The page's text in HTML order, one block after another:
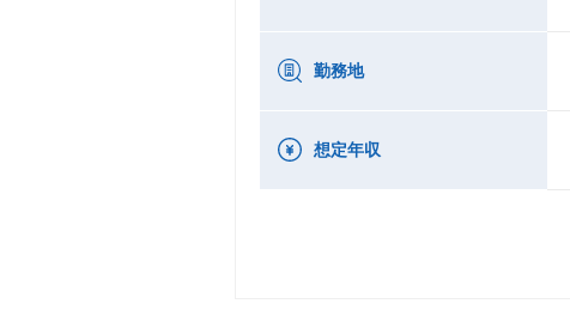
勤務地
想定年収